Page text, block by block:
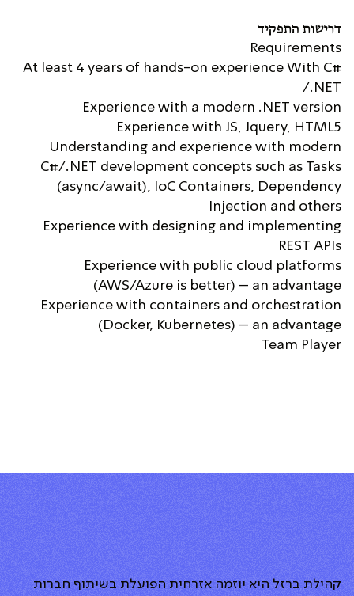
דרישות התפקיד
Requirements
At least 4 years of hands-on experience With C#
/.NET
Experience with a modern .NET version
Experience with JS, Jquery, HTML5
Understanding and experience with modern
C#/.NET development concepts such as Tasks
(async/await), IoC Containers, Dependency
Injection and others
Experience with designing and implementing
REST APIs
Experience with public cloud platforms
(AWS/Azure is better) – an advantage
Experience with containers and orchestration
(Docker, Kubernetes) – an advantage
Team Player
קהילת ברזל היא יוזמה אזרחית הפועלת בשיתוף חברות